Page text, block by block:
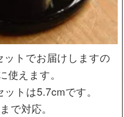
トでお届けしますの
使えます。
トは5.7cmです。
で対応。